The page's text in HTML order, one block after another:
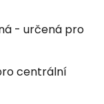
- určená pro
centrální